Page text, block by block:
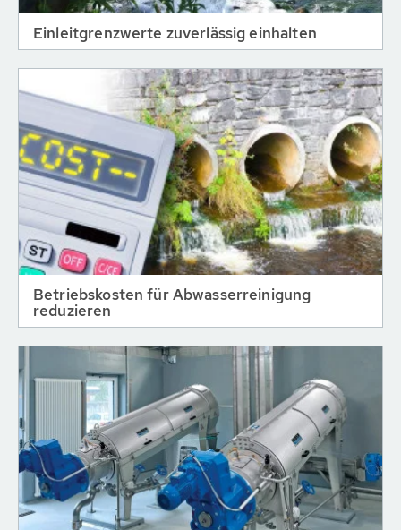
Einleitgrenzwerte zuverlässig einhalten
Betriebskosten für Abwasserreinigung
reduzieren